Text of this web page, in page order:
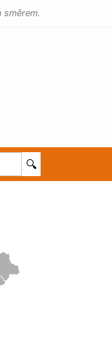
směrem.
🔍